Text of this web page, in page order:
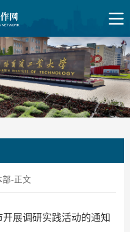
部-正文
展调研实践活动的通知